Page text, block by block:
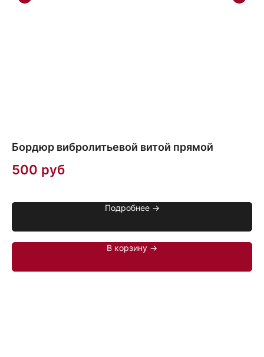
Бордюр вибролитьевой витой прямой
500 руб
Подробнее →
В корзину →